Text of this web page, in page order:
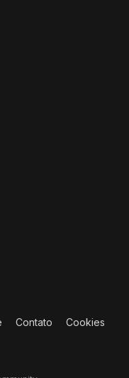
Contato Cookies